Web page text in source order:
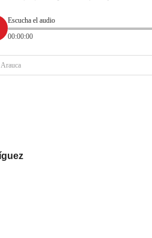
Escucha el audio
00:00:00
Arauca